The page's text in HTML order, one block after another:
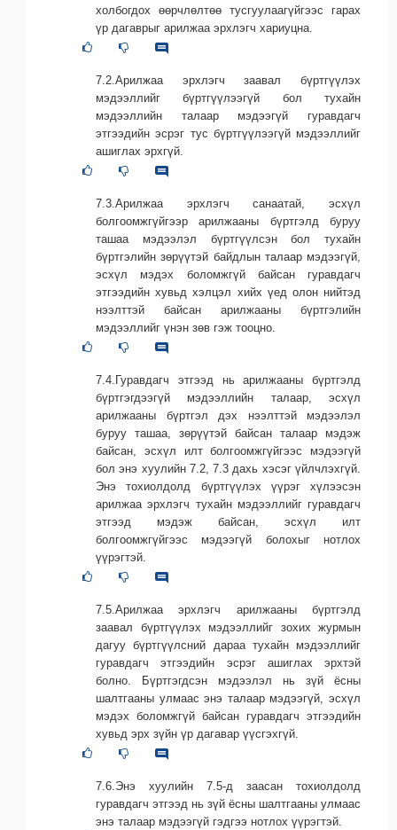
холбогдох өөрчлөлтөө тусгуулаагүйгээс гарах
үр дагаврыг арилжаа эрхлэгч хариуцна.
7.2.Арилжаа эрхлэгч заавал бүртгүүлэх
мэдээллийг бүртгүүлээгүй бол тухайн
мэдээллийн талаар мэдээгүй гуравдагч
этгээдийн эсрэг тус бүртгүүлээгүй мэдээллийг
ашиглах эрхгүй.
7.3.Арилжаа эрхлэгч санаатай, эсхүл
болгоомжгүйгээр арилжааны бүртгэлд буруу
ташаа мэдээлэл бүртгүүлсэн бол тухайн
бүртгэлийн зөрүүтэй байдлын талаар мэдээгүй,
эсхүл мэдэх боломжгүй байсан гуравдагч
этгээдийн хувьд хэлцэл хийх үед олон нийтэд
нээлттэй байсан арилжааны бүртгэлийн
мэдээллийг үнэн зөв гэж тооцно.
7.4.Гуравдагч этгээд нь арилжааны бүртгэлд
бүртгэгдээгүй мэдээллийн талаар, эсхүл
арилжааны бүртгэл дэх нээлттэй мэдээлэл
буруу ташаа, зөрүүтэй байсан талаар мэдэж
байсан, эсхүл илт болгоомжгүйгээс мэдээгүй
бол энэ хуулийн 7.2, 7.3 дахь хэсэг үйлчлэхгүй.
Энэ тохиолдолд бүртгүүлэх үүрэг хүлээсэн
арилжаа эрхлэгч тухайн мэдээллийг гуравдагч
этгээд мэдэж байсан, эсхүл илт
болгоомжгүйгээс мэдээгүй болохыг нотлох
үүрэгтэй.
7.5.Арилжаа эрхлэгч арилжааны бүртгэлд
заавал бүртгүүлэх мэдээллийг зохих журмын
дагуу бүртгүүлсний дараа тухайн мэдээллийг
гуравдагч этгээдийн эсрэг ашиглах эрхтэй
болно. Бүртгэгдсэн мэдээлэл нь зүй ёсны
шалтгааны улмаас энэ талаар мэдээгүй, эсхүл
мэдэх боломжгүй байсан гуравдагч этгээдийн
хувьд эрх зүйн үр дагавар үүсгэхгүй.
7.6.Энэ хуулийн 7.5-д заасан тохиолдолд
гуравдагч этгээд нь зүй ёсны шалтгааны улмаас
энэ талаар мэдээгүй гэдгээ нотлох үүрэгтэй.